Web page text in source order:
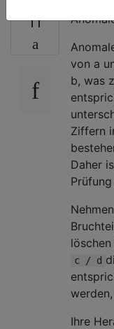
11
von a
b, was
Ziffern
Daher
c / d
Ihre